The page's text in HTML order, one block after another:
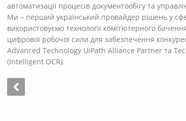
автоматизації процесів документообігу та
Ми – перший український провайдер рішень у
використовуємо технології комп’ютерного
цифрової робочої сили для забезпечення
Advanced Technology UiPath Alliance Partner та
(Intelligent OCR).